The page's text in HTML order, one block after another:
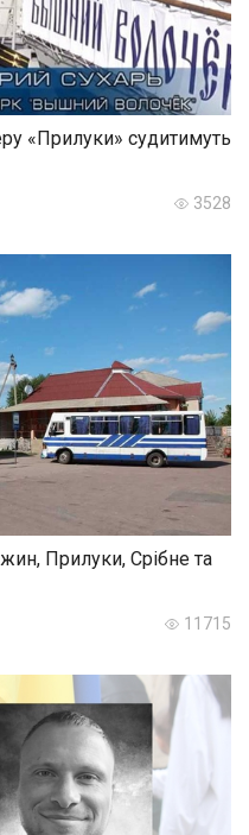
«Прилуки» судитимуть
3528
Прилуки, Срібне та
11715